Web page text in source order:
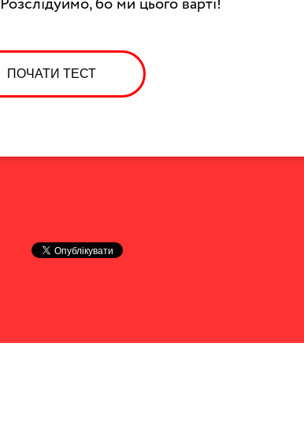
бо ми цього варті!
ПОЧАТИ ТЕСТ